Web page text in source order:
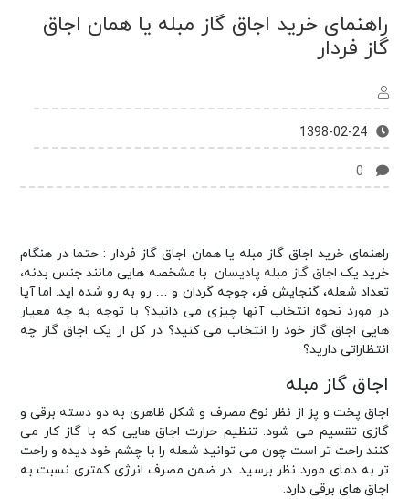
راهنمای خرید اجاق گاز مبله یا همان اجاق
گاز فردار
1398-02-24
0
راهنمای خرید اجاق گاز مبله یا همان اجاق گاز فردار : حتما در هنگام
خرید یک اجاق گاز مبله پادیسانبا مشخصه هایی مانند جنس بدنه،
تعداد شعله، گنجایش فر، جوجه گردان و … رو به رو شده اید. اما آیا
در مورد نحوه انتخاب آنها چیزی می دانید؟ با توجه به چه معیار
هایی اجاق گاز خود را انتخاب می کنید؟ در کل از یک اجاق گاز چه
انتظاراتی دارید؟
اجاق گاز مبله
اجاق پخت و پز از نظر نوع مصرف و شکل ظاهری به دو دسته برقی و
گازی تقسیم می شود. تنظیم حرارت اجاق هایی که با گاز کار می
کنند راحت تر است چون می توانید شعله را با چشم خود دیده و راحت
تر به دمای مورد نظر برسید. در ضمن مصرف انرژی کمتری نسبت به
اجاق های برقی دارد.